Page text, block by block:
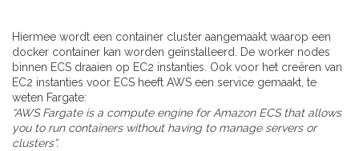
Hiermee wordt een container cluster aangemaakt waarop een
docker container kan worden geïnstalleerd. De worker nodes
binnen ECS draaien op EC2 instanties. Ook voor het creëren van
EC2 instanties voor ECS heeft AWS een service gemaakt, te
weten Fargate:
“AWS Fargate is a compute engine for Amazon ECS that allows
you to run containers without having to manage servers or
clusters”.